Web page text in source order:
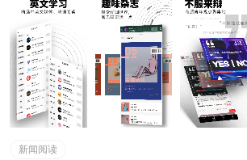
新闻阅读